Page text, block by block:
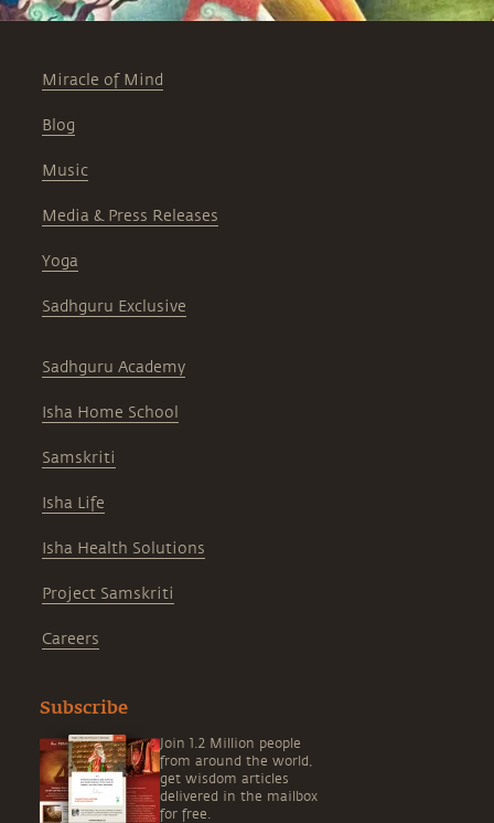
Miracle of Mind
Blog
Music
Media & Press Releases
Yoga
Sadhguru Exclusive
Sadhguru Academy
Isha Home School
Samskriti
Isha Life
Isha Health Solutions
Project Samskriti
Careers
Subscribe
Join 1.2 Million people
from around the world,
get wisdom articles
delivered in the mailbox
for free.